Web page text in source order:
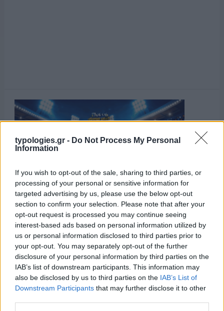
typologies.gr - Do Not Process My Personal
Information
If you wish to opt-out of the sale, sharing to third parties, or
processing of your personal or sensitive information for
targeted advertising by us, please use the below opt-out
section to confirm your selection. Please note that after your
opt-out request is processed you may continue seeing
interest-based ads based on personal information utilized by
us or personal information disclosed to third parties prior to
your opt-out. You may separately opt-out of the further
disclosure of your personal information by third parties on the
IAB’s list of downstream participants. This information may
also be disclosed by us to third parties on the IAB’s List of
Downstream Participants that may further disclose it to other